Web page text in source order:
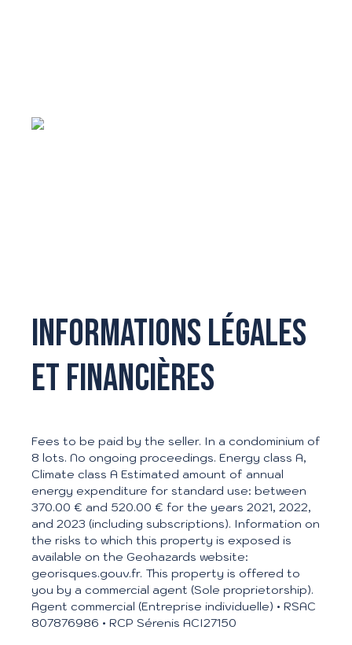
Informations légales
et financières
Fees to be paid by the seller. In a condominium of
8 lots. No ongoing proceedings. Energy class A,
Climate class A Estimated amount of annual
energy expenditure for standard use: between
370.00 € and 520.00 € for the years 2021, 2022,
and 2023 (including subscriptions). Information on
the risks to which this property is exposed is
available on the Geohazards website:
georisques.gouv.fr. This property is offered to
you by a commercial agent (Sole proprietorship).
Agent commercial (Entreprise individuelle) • RSAC
807876986 • RCP Sérenis ACI27150